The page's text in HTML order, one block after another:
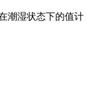
潮湿状态下的值计